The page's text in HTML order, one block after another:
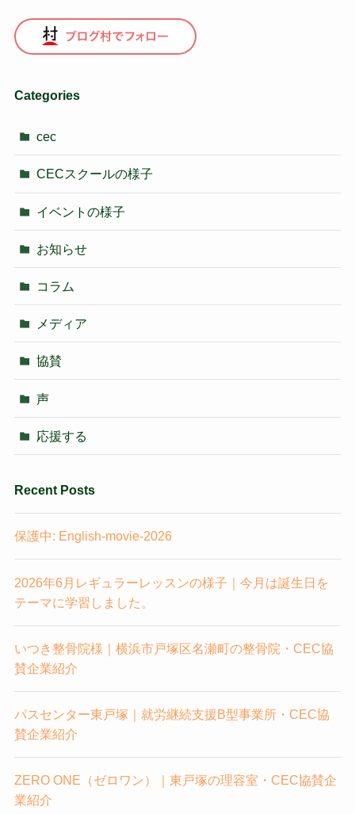
Categories
cec
CECスクールの様子
イベントの様子
お知らせ
コラム
メディア
協賛
声
応援する
Recent Posts
保護中: English-movie-2026
2026年6月レギュラーレッスンの様子｜今月は誕生日を
テーマに学習しました。
いつき整骨院様｜横浜市戸塚区名瀬町の整骨院・CEC協
賛企業紹介
パスセンター東戸塚｜就労継続支援B型事業所・CEC協
賛企業紹介
ZERO ONE（ゼロワン）｜東戸塚の理容室・CEC協賛企
業紹介